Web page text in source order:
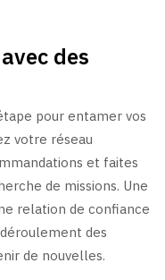
des
pour entamer vos
votre réseau
et faites
de missions. Une
relation de confiance
des
de nouvelles.